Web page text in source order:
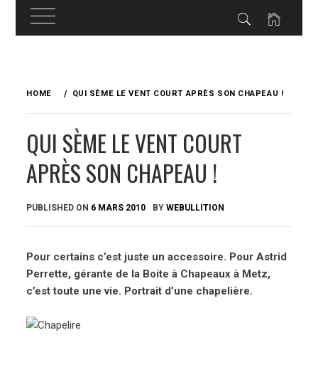
HOME QUI SÈME LE VENT COURT APRÈS SON CHAPEAU !
QUI SÈME LE VENT COURT
APRÈS SON CHAPEAU !
PUBLISHED ON 6 MARS 2010 BYWEBULLITION
Pour certains c’est juste un accessoire. Pour Astrid
Perrette, gérante de la Boite à Chapeaux à Metz,
c’est toute une vie. Portrait d’une chapelière.